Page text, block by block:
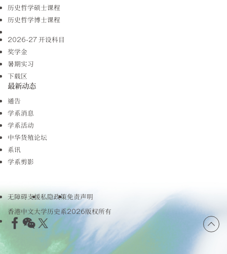
历史哲学硕士课程
历史哲学博士课程
2026-27 开设科目
奖学金
暑期实习
下载区
最新动态
通告
学系消息
学系活动
中华货殖论坛
系讯
学系剪影
无障碍支援私隐政策免责声明
香港中文大学历史系2026版权所有